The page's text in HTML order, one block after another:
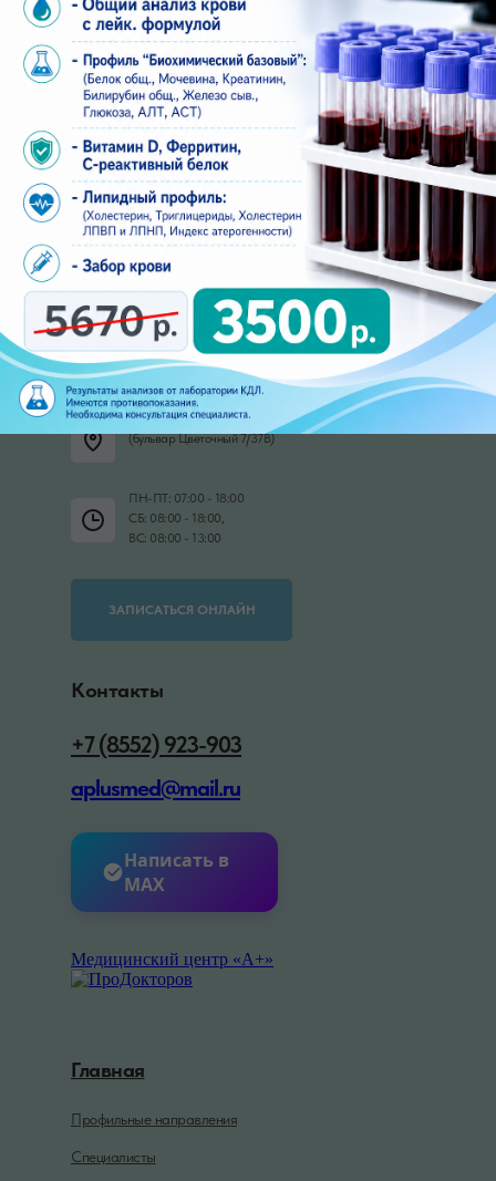
Проложить маршрут в навигаторе
Медицинский центр А+
Набережные Челны, 20/09В
(бульвар Цветочный 7/37В)
ПН-ПТ: 07:00 - 18:00
СБ: 08:00 - 18:00,
ВС: 08:00 - 13:00
ЗАПИСАТЬСЯ ОНЛАЙН
Контакты
aplusmed@mail.ru
+7 (8552) 923-903
Специалисты
Профильные направления
Главная
Медицинский центр «А+»
Написать в
MAX